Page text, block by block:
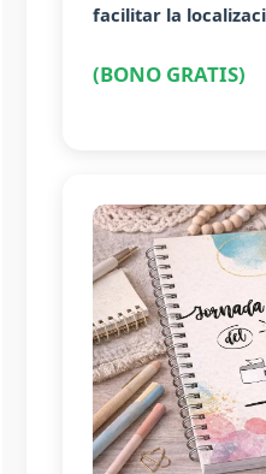
facilitar la
(BONO GRATIS)